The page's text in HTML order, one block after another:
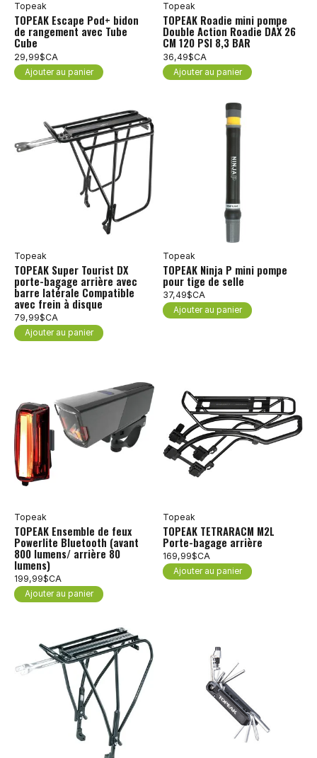
Topeak
TOPEAK Escape Pod+ bidon
de rangement avec Tube
Cube
29,99$CA
Ajouter au panier
Topeak
TOPEAK Roadie mini pompe
Double Action Roadie DAX 26
CM 120 PSI 8,3 BAR
36,49$CA
Ajouter au panier
Topeak
TOPEAK Super Tourist DX
porte-bagage arrière avec
barre latérale Compatible
avec frein à disque
79,99$CA
Ajouter au panier
Topeak
TOPEAK Ninja P mini pompe
pour tige de selle
37,49$CA
Ajouter au panier
Topeak
TOPEAK Ensemble de feux
Powerlite Bluetooth (avant
800 lumens/ arrière 80
lumens)
199,99$CA
Ajouter au panier
Topeak
TOPEAK TETRARACM M2L
Porte-bagage arrière
169,99$CA
Ajouter au panier